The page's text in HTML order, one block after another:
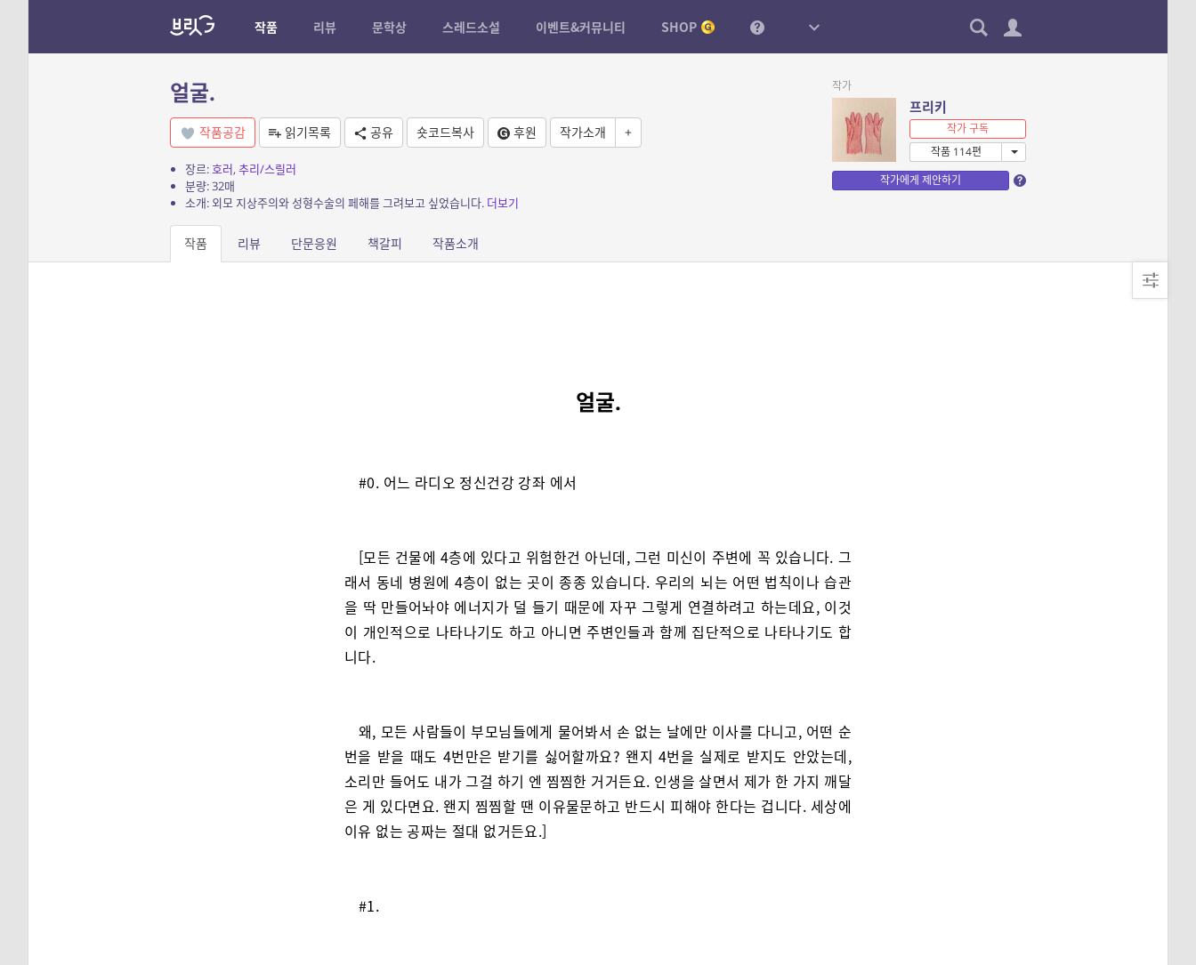
작품 리뷰 문학상 스레드소설 이벤트&커뮤니티 SHOP
얼굴.
작품공감 읽기목록 공유 숏코드복사 후원 작가소개 +
장르:호러, 추리/스릴러
분량: 32매
소개: 외모 지상주의와 성형수술의 페해를 그려보고 싶었습니다. 더보기
작가
프리키
작가 구독
작품 114편
작가에게 제안하기
작품 리뷰 단문응원 책갈피 작품소개
얼굴.
#0. 어느 라디오 정신건강 강좌 에서
[모든 건물에 4층에 있다고 위험한건 아닌데, 그런 미신이 주변에 꼭 있습니다. 그
래서 동네 병원에 4층이 없는 곳이 종종 있습니다. 우리의 뇌는 어떤 법칙이나 습관
을 딱 만들어놔야 에너지가 덜 들기 때문에 자꾸 그렇게 연결하려고 하는데요, 이것
이 개인적으로 나타나기도 하고 아니면 주변인들과 함께 집단적으로 나타나기도 합
니다.
왜, 모든 사람들이 부모님들에게 물어봐서 손 없는 날에만 이사를 다니고, 어떤 순
번을 받을 때도 4번만은 받기를 싫어할까요? 왠지 4번을 실제로 받지도 안았는데,
소리만 들어도 내가 그걸 하기 엔 찜찜한 거거든요. 인생을 살면서 제가 한 가지 깨달
은 게 있다면요. 왠지 찜찜할 땐 이유물문하고 반드시 피해야 한다는 겁니다. 세상에
이유 없는 공짜는 절대 없거든요.]
#1.